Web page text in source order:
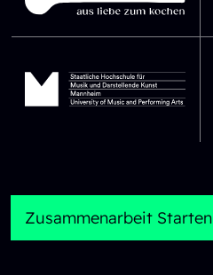
SVG Datei
Zusammenarbeit Starten